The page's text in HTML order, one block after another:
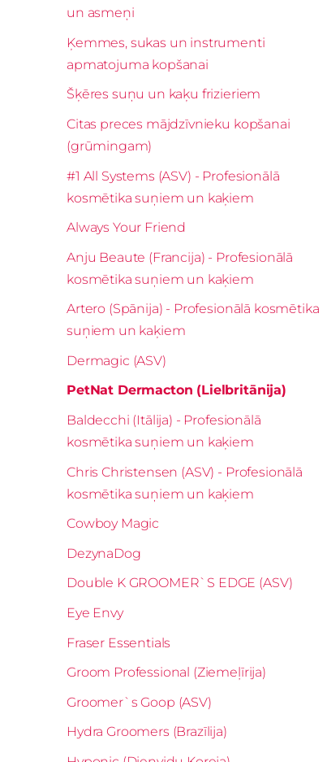
un asmeņi
Ķemmes, sukas un instrumenti
apmatojuma kopšanai
Šķēres suņu un kaķu frizieriem
Citas preces mājdzīvnieku kopšanai
(grūmingam)
#1 All Systems (ASV) - Profesionālā
kosmētika suņiem un kaķiem
Always Your Friend
Anju Beaute (Francija) - Profesionālā
kosmētika suņiem un kaķiem
Artero (Spānija) - Profesionālā kosmētika
suņiem un kaķiem
Dermagic (ASV)
PetNat Dermacton (Lielbritānija)
Baldecchi (Itālija) - Profesionālā
kosmētika suņiem un kaķiem
Chris Christensen (ASV) - Profesionālā
kosmētika suņiem un kaķiem
Cowboy Magic
DezynaDog
Double K GROOMER`S EDGE (ASV)
Eye Envy
Fraser Essentials
Groom Professional (Ziemeļīrija)
Groomer`s Goop (ASV)
Hydra Groomers (Brazīlija)